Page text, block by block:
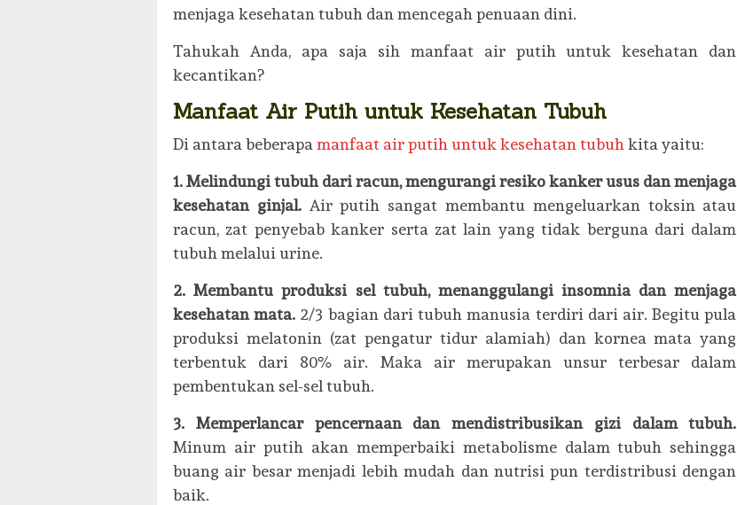
menjaga kesehatan tubuh dan mencegah penuaan dini.
Tahukah Anda, apa saja sih manfaat air putih untuk kesehatan dan
kecantikan?
Manfaat Air Putih untuk Kesehatan Tubuh
Di antara beberapa manfaat air putih untuk kesehatan tubuh kita yaitu:
1. Melindungi tubuh dari racun, mengurangi resiko kanker usus dan menjaga
kesehatan ginjal. Air putih sangat membantu mengeluarkan toksin atau
racun, zat penyebab kanker serta zat lain yang tidak berguna dari dalam
tubuh melalui urine.
2. Membantu produksi sel tubuh, menanggulangi insomnia dan menjaga
kesehatan mata. 2/3 bagian dari tubuh manusia terdiri dari air. Begitu pula
produksi melatonin (zat pengatur tidur alamiah) dan kornea mata yang
terbentuk dari 80% air. Maka air merupakan unsur terbesar dalam
pembentukan sel-sel tubuh.
3. Memperlancar pencernaan dan mendistribusikan gizi dalam tubuh.
Minum air putih akan memperbaiki metabolisme dalam tubuh sehingga
buang air besar menjadi lebih mudah dan nutrisi pun terdistribusi dengan
baik.